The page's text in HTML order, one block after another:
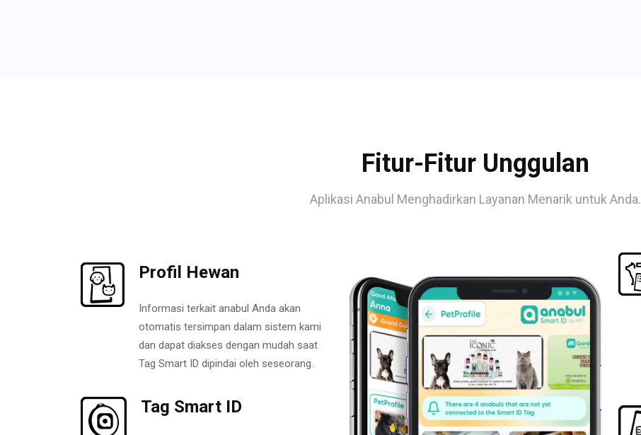
Fitur-Fitur Unggulan
Aplikasi Anabul Menghadirkan Layanan Menarik untuk Anda.
Profil Hewan
Informasi terkait anabul Anda akan
otomatis tersimpan dalam sistem kami
dan dapat diakses dengan mudah saat
Tag Smart ID dipindai oleh seseorang.
Tag Smart ID